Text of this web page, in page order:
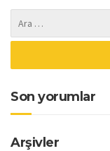
Son yorumlar
Arşivler